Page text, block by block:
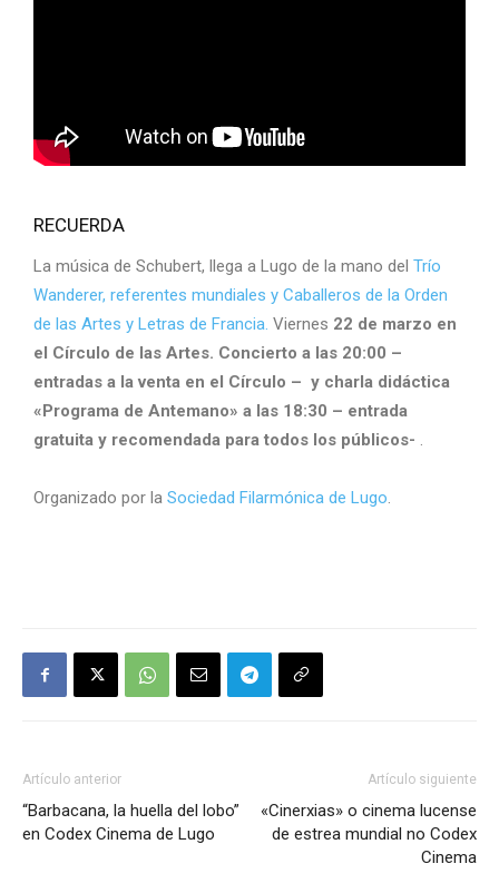
RECUERDA
La música de Schubert, llega a Lugo de la mano del Trío
Wanderer, referentes mundiales y Caballeros de la Orden
de las Artes y Letras de Francia. Viernes 22 de marzo en
el Círculo de las Artes. Concierto a las 20:00 –
entradas a la venta en el Círculo – y charla didáctica
«Programa de Antemano» a las 18:30 – entrada
gratuita y recomendada para todos los públicos- .
Organizado por la Sociedad Filarmónica de Lugo.
Artículo anterior
“Barbacana, la huella del lobo”
en Codex Cinema de Lugo
Artículo siguiente
«Cinerxias» o cinema lucense
de estrea mundial no Codex
Cinema